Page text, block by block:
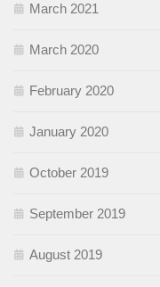
March 2021
March 2020
February 2020
January 2020
October 2019
September 2019
August 2019